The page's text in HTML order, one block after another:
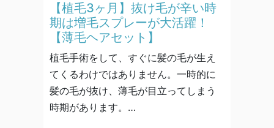
【植毛3ヶ月】抜け毛が辛い時
期は増毛スプレーが大活躍！
【薄毛ヘアセット】
植毛手術をして、すぐに髪の毛が生え
てくるわけではありません。一時的に
髪の毛が抜け、薄毛が目立ってしまう
時期があります。…